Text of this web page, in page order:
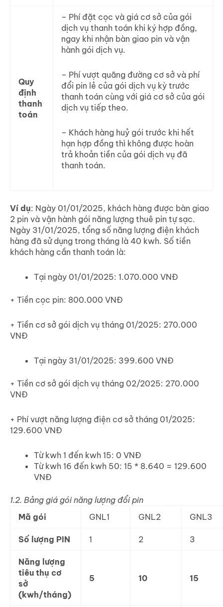
Quy
định
thanh
toán
– Phí đặt cọc và giá cơ sở của gói
dịch vụ thanh toán khi ký hợp đồng,
ngay khi nhận bàn giao pin và vận
hành gói dịch vụ.
– Phí vượt quãng đường cơ sở và phí
đổi pin lẻ của gói dịch vụ kỳ trước
thanh toán cùng với giá cơ sở của gói
dịch vụ tiếp theo.
– Khách hàng huỷ gói trước khi hết
hạn hợp đồng thì không được hoàn
trả khoản tiền của gói dịch vụ đã
thanh toán.
Ví dụ: Ngày 01/01/2025, khách hàng được bàn giao
2 pin và vận hành gói năng lượng thuê pin tự sạc.
Ngày 31/01/2025, tổng số năng lượng điện khách
hàng đã sử dụng trong tháng là 40 kwh. Số tiền
khách hàng cần thanh toán là:
Tại ngày 01/01/2025: 1.070.000 VNĐ
+ Tiền cọc pin: 800.000 VNĐ
+ Tiền cơ sở gói dịch vụ tháng 01/2025: 270.000
VNĐ
Tại ngày 31/01/2025: 399.600 VNĐ
+ Tiền cơ sở gói dịch vụ tháng 02/2025: 270.000
VNĐ
+ Phí vượt năng lượng điện cơ sở tháng 01/2025:
129.600 VNĐ
Từ kwh 1 đến kwh 15: 0 VNĐ
Từ kwh 16 đến kwh 50: 15 * 8.640 = 129.600
VNĐ
1.2. Bảng giá gói năng lượng đổi pin
Mã gói
GNL1 GNL2 GNL3
Số lượng PIN 1 2 3
Năng lượng
tiêu thụ cơ
sở
(kwh/tháng)
5 10 15